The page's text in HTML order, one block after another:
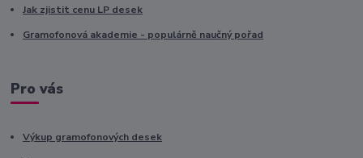
Jak zjistit cenu LP desek
Gramofonová akademie - populárně naučný pořad
Pro vás
Výkup gramofonových desek